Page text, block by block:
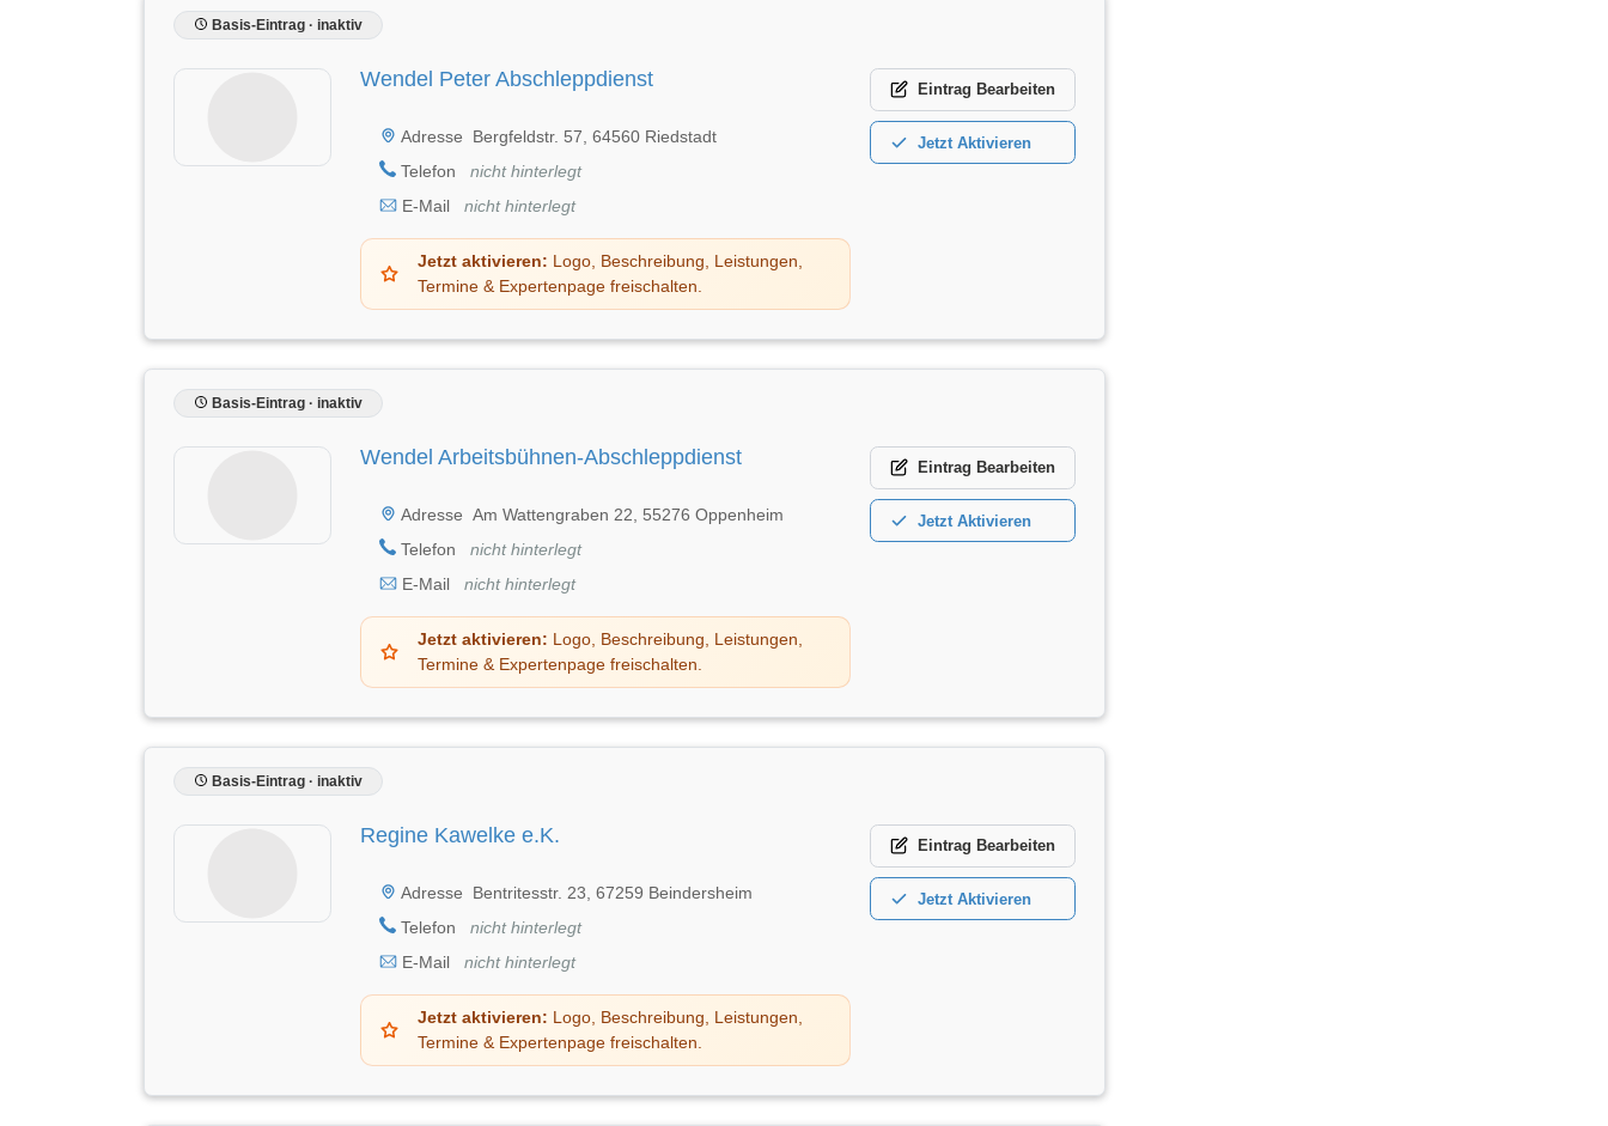
Basis-Eintrag · inaktiv
Wendel Peter Abschleppdienst
Adresse
Bergfeldstr. 57, 64560 Riedstadt
Telefon
nicht hinterlegt
E-Mail
nicht hinterlegt
Jetzt aktivieren: Logo, Beschreibung, Leistungen,
Termine & Expertenpage freischalten.
Eintrag Bearbeiten
Jetzt Aktivieren
Basis-Eintrag · inaktiv
Wendel Arbeitsbühnen-Abschleppdienst
Adresse Am Wattengraben 22, 55276 Oppenheim
Telefon
nicht hinterlegt
E-Mail
nicht hinterlegt
Jetzt aktivieren: Logo, Beschreibung, Leistungen,
Termine & Expertenpage freischalten.
Eintrag Bearbeiten
Jetzt Aktivieren
Basis-Eintrag · inaktiv
Regine Kawelke e.K.
Adresse
Bentritesstr. 23, 67259 Beindersheim
Telefon
nicht hinterlegt
E-Mail
nicht hinterlegt
Jetzt aktivieren: Logo, Beschreibung, Leistungen,
Termine & Expertenpage freischalten.
Eintrag Bearbeiten
Jetzt Aktivieren